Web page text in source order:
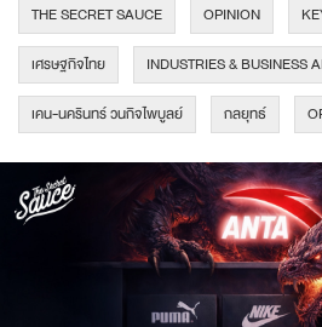
THE SECRET SAUCE OPINION
เศรษฐกิจไทย INDUSTRIES & BUSINESS
เคน-นครินทร์ วนกิจไพบูลย์ กลยุทธ์